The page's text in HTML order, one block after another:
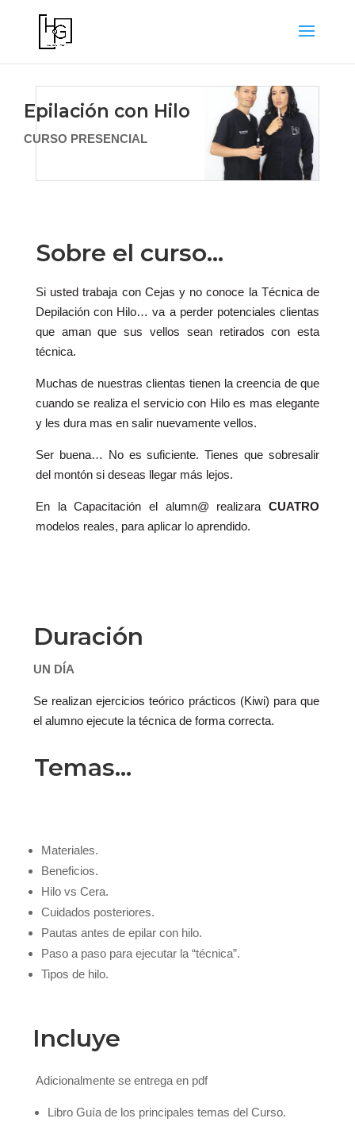
Epilación con Hilo
CURSO PRESENCIAL
Sobre el curso…
Si usted trabaja con Cejas y no conoce la Técnica de
Depilación con Hilo… va a perder potenciales clientas
que aman que sus vellos sean retirados con esta
técnica.
Muchas de nuestras clientas tienen la creencia de que
cuando se realiza el servicio con Hilo es mas elegante
y les dura mas en salir nuevamente vellos.
Ser buena… No es suficiente. Tienes que sobresalir
del montón si deseas llegar más lejos.
En la Capacitación el alumn@ realizaraCUATRO
modelos reales, para aplicar lo aprendido.
Duración
UN DÍA
Se realizan ejercicios teórico prácticos (Kiwi) para que
el alumno ejecute la técnica de forma correcta.
Temas…
Materiales.
Beneficios.
Hilo vs Cera.
Cuidados posteriores.
Pautas antes de epilar con hilo.
Paso a paso para ejecutar la “técnica”.
Tipos de hilo.
Incluye
Adicionalmente se entrega en pdf
Libro Guía de los principales temas del Curso.